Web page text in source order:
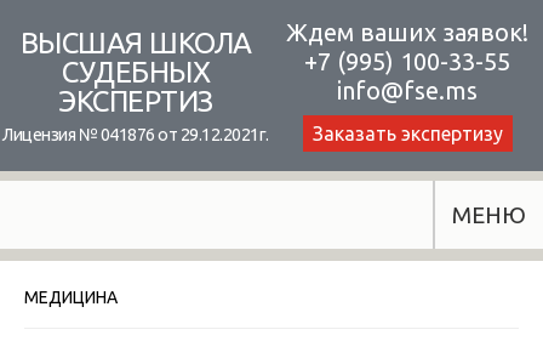
content
ВЫСШАЯ ШКОЛА
СУДЕБНЫХ
ЭКСПЕРТИЗ
Лицензия № 041876 от 29.12.2021г.
Ждем ваших заявок!
+7 (995) 100-33-55
info@fse.ms
Заказать экспертизу
МЕНЮ
МЕДИЦИНА